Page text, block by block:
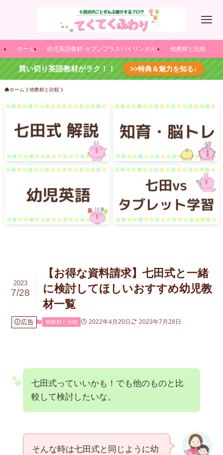
ホーム 幼児英語教材-セブンプラスバイリンガル- 他教材と比較
買い切り英語教材がラク！！ >>特典＆魅力を知る♪
ホーム 他教材と比較
【お得な資料請求】七田式と一緒
に検討してほしいおすすめ幼児教
材一覧
2023
7/28
広告 他教材と比較 2022年4月20日 2023年7月28日
七田式っていいかも！でも他のものと比
較して検討したいな。
そんな時は七田式と同じように幼